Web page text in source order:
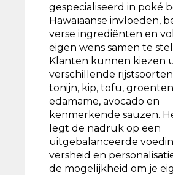
gespecialiseerd in poké
Hawaïaanse invloeden,
verse ingrediënten en
eigen wens samen te
Klanten kunnen kiezen
verschillende
tonijn, kip, tofu,
edamame, avocado en
kenmerkende sauzen.
legt de nadruk op een
uitgebalanceerde
versheid en
de mogelijkheid om je